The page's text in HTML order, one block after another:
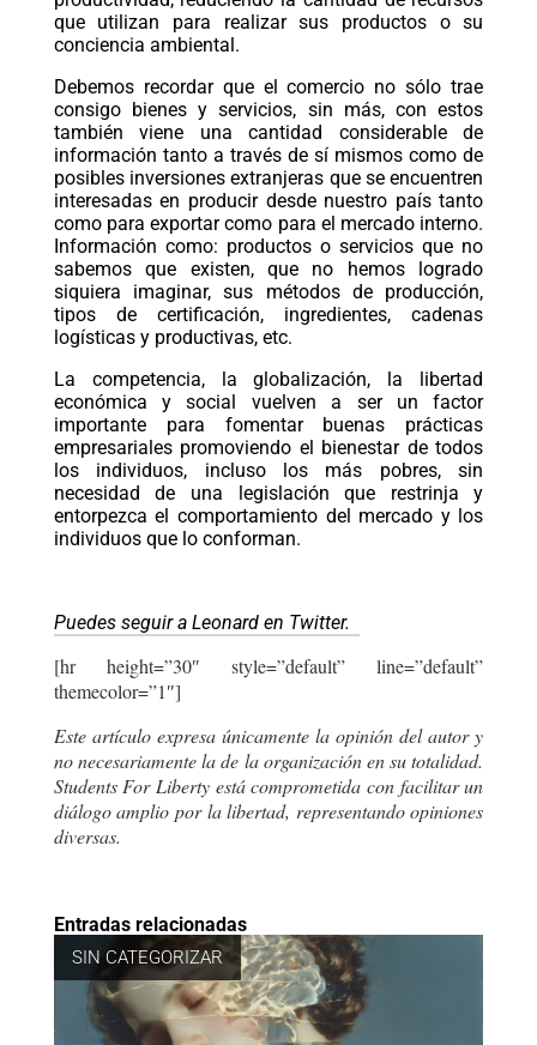
que utilizan para realizar sus productos o su
conciencia ambiental.
Debemos recordar que el comercio no sólo trae
consigo bienes y servicios, sin más, con estos
también viene una cantidad considerable de
información tanto a través de sí mismos como de
posibles inversiones extranjeras que se encuentren
interesadas en producir desde nuestro país tanto
como para exportar como para el mercado interno.
Información como: productos o servicios que no
sabemos que existen, que no hemos logrado
siquiera imaginar, sus métodos de producción,
tipos de certificación, ingredientes, cadenas
logísticas y productivas, etc.
La competencia, la globalización, la libertad
económica y social vuelven a ser un factor
importante para fomentar buenas prácticas
empresariales promoviendo el bienestar de todos
los individuos, incluso los más pobres, sin
necesidad de una legislación que restrinja y
entorpezca el comportamiento del mercado y los
individuos que lo conforman.
Puedes seguir a Leonard en Twitter.
[hr height=”30″ style=”default” line=”default”
themecolor=”1″]
Este artículo expresa únicamente la opinión del autor y
no necesariamente la de la organización en su totalidad.
Students For Liberty está comprometida con facilitar un
diálogo amplio por la libertad, representando opiniones
diversas.
Entradas relacionadas
SIN CATEGORIZAR